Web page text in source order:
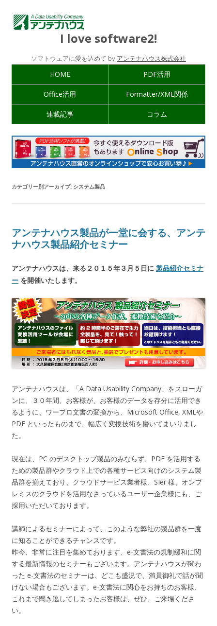
I love software2!
ソフトウェアに愛を込めて by アンテナハウス株式会社
HOME PDF活用
Office活用 Formatter/XML関係
連載記事 コラム
カテゴリー別アーカイブ: システム製品
アンテナハウス製品が一堂に会する、アンテ
ナハウス製品紹介セミナー
アンテナハウスは、来る２０１５年３月５日に 製品紹介セミナ
ー を開催いたします。
アンテナハウスは、「A Data Usability Company」をスローガ
ンに、３０年間、お客様が、お客様のデータを存分に活用でき
るように、ワープロ文書の変換から、Microsoft Office, XMLや
PDF といったものまで、幅広く変換技術を磨いてまいりまし
た。
現在は、PC のデスクトップ製品のみならず、PDF を活用する
ための製品群やクラウド上での各種サービス向けのシステム製
品群を揃えており、クラウドサービス業者様、SIer 様、オンプ
レミスのクラウドを活用なさっているユーザー企業様にも、ご
採用いただいております。
講師によるセミナーによって、このような弊社の製品群を一度
に知ることができるチャンスです。
昨今、非常に注目を集めております、e-文書法の規制緩和に関
する最新情報のセミナーもございます。アンテナハウスが関わ
った e-文書法のセミナーは、どこも盛況で、満員御礼で話が聞
けない場合もございます。e-文書法に関心をお持ちのお客様、
これまで聞き逃してしまったお客様は、ぜひ、ご来場くださ
い。